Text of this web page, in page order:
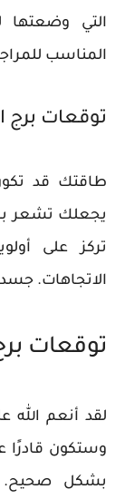
التي وضعتها
المناسب
توقعات برج
طاقتك قد
يجعلك تشعر
تركز على
الاتجاهات.
توقعات
لقد أنعم
وستكون قادرًا
بشكل صحيح.